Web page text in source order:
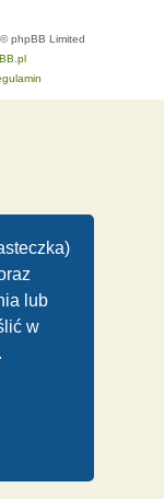
lub
w
phpBB Limited